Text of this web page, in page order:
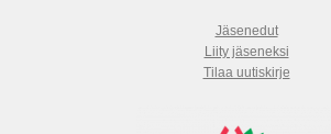
Jäsenedut
Liity jäseneksi
Tilaa uutiskirje